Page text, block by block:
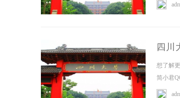
四川
想了解
简小君